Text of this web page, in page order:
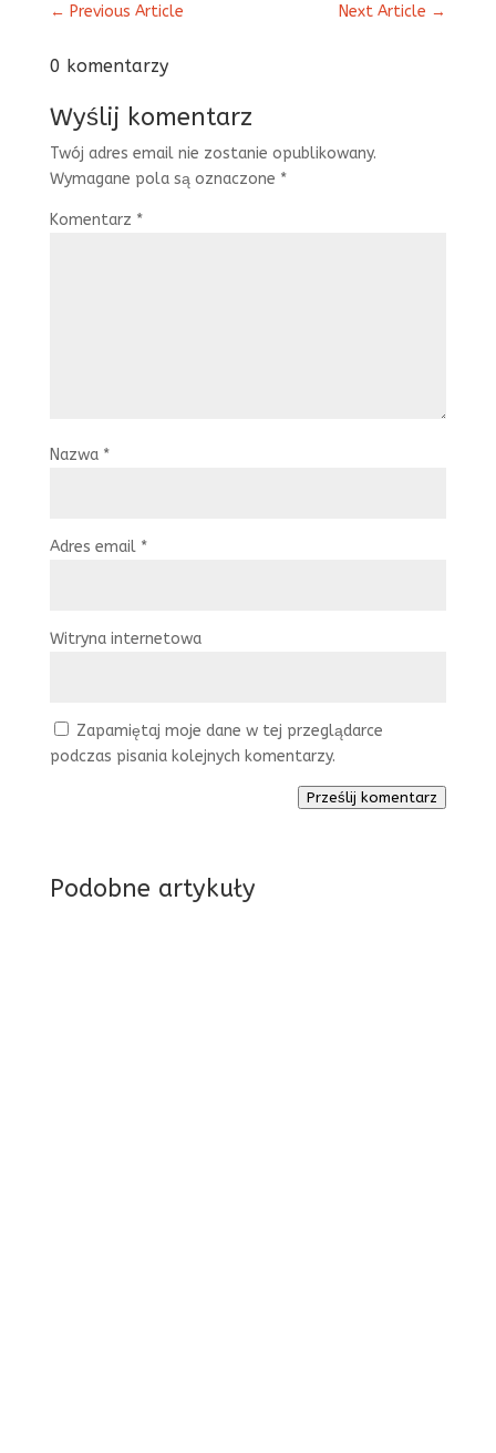
← Previous Article Next Article →
0 komentarzy
Wyślij komentarz
Twój adres email nie zostanie opublikowany.
Wymagane pola są oznaczone *
Komentarz *
Nazwa *
Adres email *
Witryna internetowa
Zapamiętaj moje dane w tej przeglądarce
podczas pisania kolejnych komentarzy.
Prześlij komentarz
Podobne artykuły